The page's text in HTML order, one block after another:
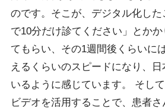
のです。そこが、デジタル化し
で10分だけ診てください」とか
てもらい、その1週間後くらいに
えるくらいのスピードになり、
いるように感じています。 そし
ビデオを活用することで、患者